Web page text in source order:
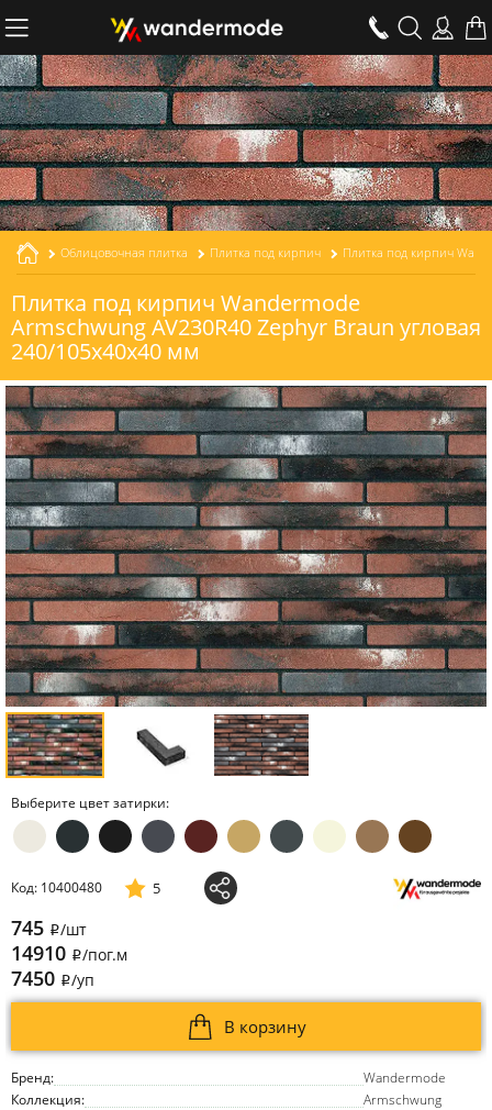
Облицовочная плитка Плитка под кирпич
Плитка под кирпич Wandermode
Armschwung AV230R40 Zephyr Braun угловая
240/105x40x40 мм
Выберите цвет затирки:
Бренд:
Wandermode
Коллекция:
Armschwung
Код: 10400480 5
745 i/шт
14910 i/пог.м
7450 i/уп
В корзину